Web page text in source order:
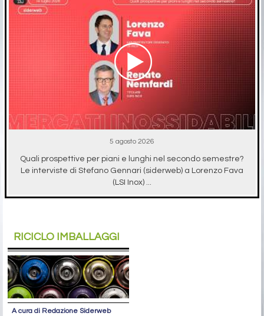
5 agosto 2026
Quali prospettive per piani e lunghi nel secondo semestre?
Le interviste di Stefano Gennari (siderweb) a Lorenzo Fava
(LSI Inox) ...
RICICLO IMBALLAGGI
A cura di Redazione Siderweb